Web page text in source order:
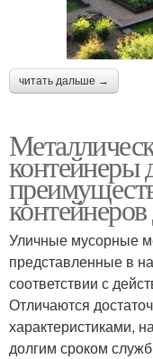
читать дальше →
Уличные мусорные
представленные в
соответствии с
Отличаются
характеристиками,
долгим сроком